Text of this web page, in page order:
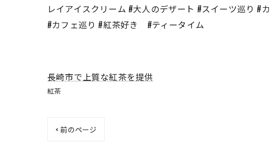
レイアイスクリーム #大人のデザート #スイーツ巡
#カフェ巡り #紅茶好き #ティータイム
長崎市で上質な紅茶を提供
紅茶
< 前のページ